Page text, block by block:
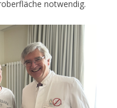
notwendig.